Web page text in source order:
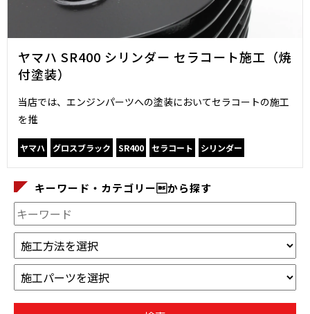
ヤマハ SR400 シリンダー セラコート施工（焼
付塗装）
当店では、エンジンパーツへの塗装においてセラコートの施工
を推
ヤマハ グロスブラック SR400 セラコート シリンダー
キーワード・カテゴリーから探す